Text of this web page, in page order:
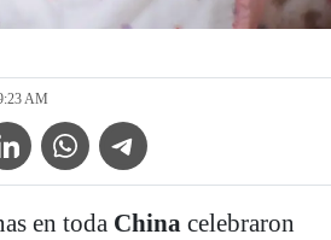
AM
Icon
WhatsApp IconTelegram Icon
en toda China celebraron